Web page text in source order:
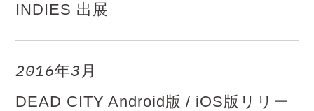
INDIES 出展
2016年3月
DEAD CITY Android版 / iOS版リリー